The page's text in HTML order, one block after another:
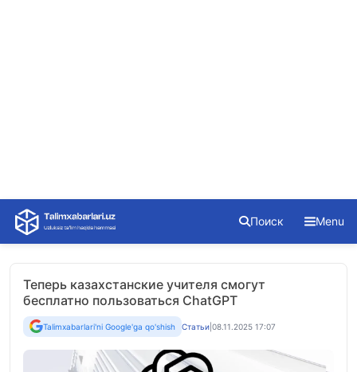
Skip
content
Поиск Menu
Теперь казахстанские учителя смогут
бесплатно пользоваться ChatGPT
Talimxabarlari'ni Google'ga qo'shish Статьи 08.11.2025 17:07